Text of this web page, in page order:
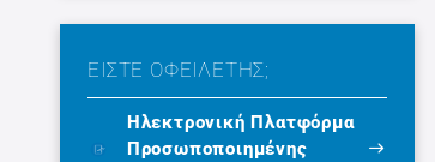
ΕΙΣΤΕ ΟΦΕΙΛΕΤΗΣ;
Ηλεκτρονική Πλατφόρμα
Προσωποποιημένης